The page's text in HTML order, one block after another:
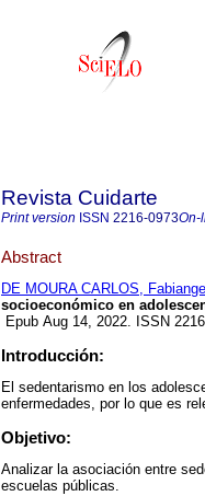
Revista Cuidarte
Print version ISSN 2216-0973On-
Abstract
DE MOURA CARLOS,
socioeconómico en
Epub Aug 14, 2022. ISSN
Introducción:
El sedentarismo en los
enfermedades, por lo que es
Objetivo:
Analizar la asociación entre
escuelas públicas.